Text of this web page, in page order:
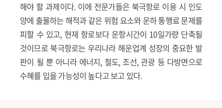
해야 할 과제이다. 이에 전문가들은 북극항로 이용 시 인도
양에 출몰하는 해적과 같은 위험 요소와 운하 통행료 문제를
피할 수 있고, 현재 항로보다 운항시간이 10일가량 단축될
것이므로 북극항로는 우리나라 해운업계 성장의 중요한 발
판이 될 뿐 아니라 에너지, 철도, 조선, 관광 등 다방면으로
수혜를 입을 가능성이 높다고 보고 있다.